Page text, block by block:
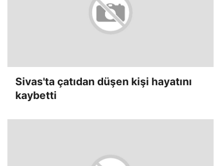
Sivas'ta çatıdan düşen kişi hayatını
kaybetti